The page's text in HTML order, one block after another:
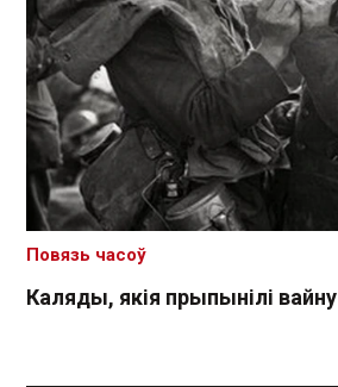
Каляды, якія прыпынілі вайну
Повязь часоў